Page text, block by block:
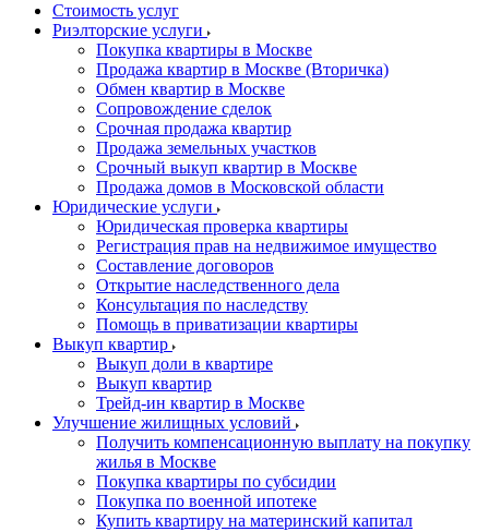
Стоимость услуг
Риэлторские услуги
Покупка квартиры в Москве
Продажа квартир в Москве (Вторичка)
Обмен квартир в Москве
Сопровождение сделок
Срочная продажа квартир
Продажа земельных участков
Срочный выкуп квартир в Москве
Продажа домов в Московской области
Юридические услуги
Юридическая проверка квартиры
Регистрация прав на недвижимое имущество
Составление договоров
Открытие наследственного дела
Консультация по наследству
Помощь в приватизации квартиры
Выкуп квартир
Выкуп доли в квартире
Выкуп квартир
Трейд-ин квартир в Москве
Улучшение жилищных условий
Получить компенсационную выплату на покупку
жилья в Москве
Покупка квартиры по субсидии
Покупка по военной ипотеке
Купить квартиру на материнский капитал